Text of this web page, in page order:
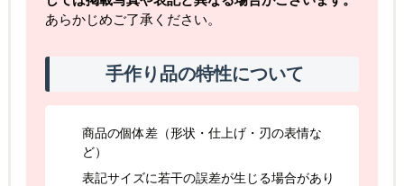
あらかじめご了承ください。
手作り品の特性について
商品の個体差（形状・仕上げ・刃の表情な
ど）
表記サイズに若干の誤差が生じる場合があり